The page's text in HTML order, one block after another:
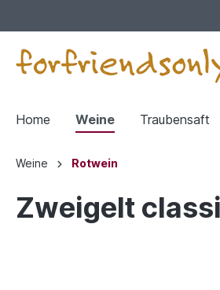
Home Weine Traubensaft
Weine Rotwein
Zweigelt